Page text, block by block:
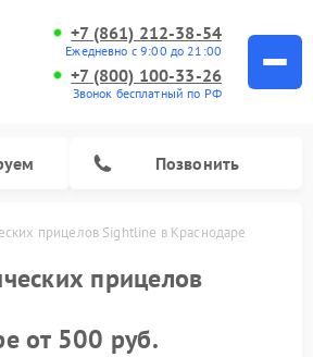
+7 (861) 212-38-54
Ежедневно с 9:00 до 21:00
+7 (800) 100-33-26
Звонок бесплатный по РФ
Позвонить
прицелов Sightline в Краснодаре
прицелов
от 500 руб.